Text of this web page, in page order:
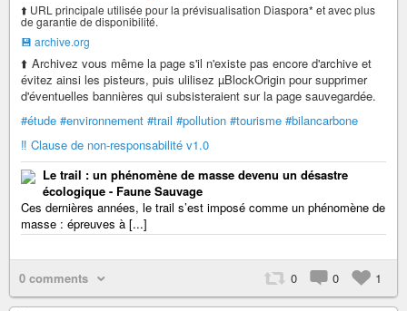
⬆️ URL principale utilisée pour la prévisualisation Diaspora* et avec plus
de garantie de disponibilité.
💾 archive.org
⬆️ Archivez vous même la page s'il n'existe pas encore d'archive et
évitez ainsi les pisteurs, puis ulilisez µBlockOrigin pour supprimer
d'éventuelles bannières qui subsisteraient sur la page sauvegardée.
#étude #environnement #trail #pollution #tourisme #bilancarbone
‼️ Clause de non-responsabilité v1.0
Le trail : un phénomène de masse devenu un désastre
écologique - Faune Sauvage
Ces dernières années, le trail s’est imposé comme un phénomène de
masse : épreuves à [...]
0 comments 0 0 1